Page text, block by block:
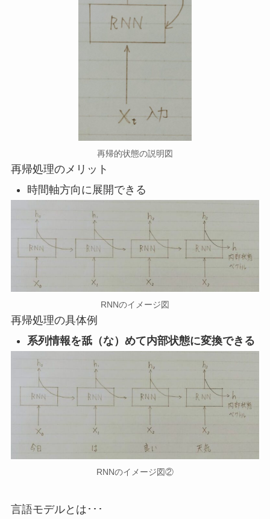
再帰的状態の説明図
再帰処理のメリット
時間軸方向に展開できる
RNNのイメージ図
再帰処理の具体例
系列情報を舐（な）めて内部状態に変換できる
RNNのイメージ図②
言語モデルとは･･･